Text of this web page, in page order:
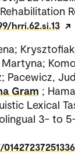
hrri.62.si.13
Pacewicz,
Gram ;
Lexical
3- to